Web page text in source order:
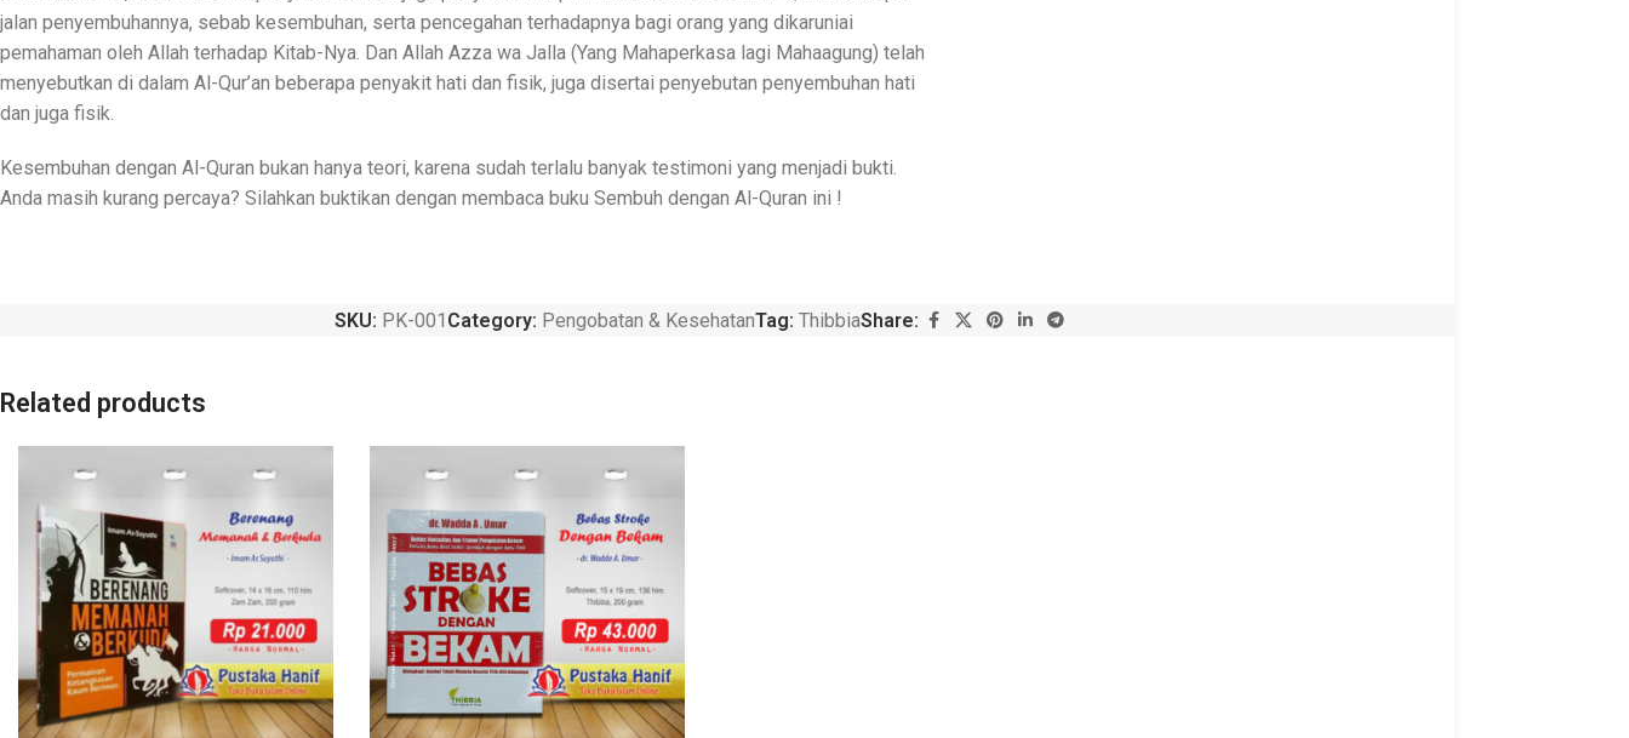
jalan penyembuhannya, sebab kesembuhan, serta pencegahan terhadapnya bagi orang yang dikaruniai
pemahaman oleh Allah terhadap Kitab-Nya. Dan Allah Azza wa Jalla (Yang Mahaperkasa lagi Mahaagung) telah
menyebutkan di dalam Al-Qur’an beberapa penyakit hati dan fisik, juga disertai penyebutan penyembuhan hati
dan juga fisik.
Kesembuhan dengan Al-Quran bukan hanya teori, karena sudah terlalu banyak testimoni yang menjadi bukti.
Anda masih kurang percaya? Silahkan buktikan dengan membaca buku Sembuh dengan Al-Quran ini !
SKU: PK-001 Category: Pengobatan & KesehatanTag: ThibbiaShare:
Related products